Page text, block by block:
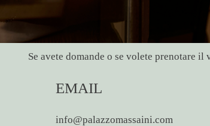
Se avete domande o se volete prenotare
EMAIL
info@palazzomassaini.com